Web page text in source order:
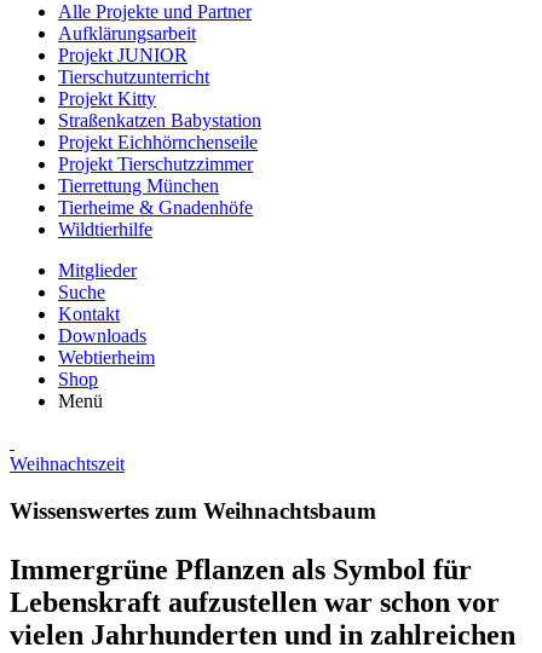
Alle Projekte und Partner
Aufklärungsarbeit
Projekt JUNIOR
Tierschutzunterricht
Projekt Kitty
Straßenkatzen Babystation
Projekt Eichhörnchenseile
Projekt Tierschutzzimmer
Tierrettung München
Tierheime & Gnadenhöfe
Wildtierhilfe
Mitglieder
Suche
Kontakt
Downloads
Webtierheim
Shop
Menü
Weihnachtszeit
Wissenswertes zum Weihnachtsbaum
Immergrüne Pflanzen als Symbol für
Lebenskraft aufzustellen war schon vor
vielen Jahrhunderten und in zahlreichen